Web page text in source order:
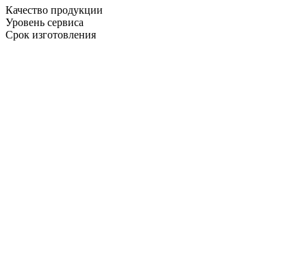
Качество продукции
Уровень сервиса
Срок изготовления